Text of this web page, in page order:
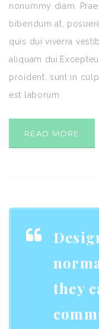
nonummy diam.
bibendum at,
quis dui viverra
aliquam
proident, sunt in
est laborum
READ MORE
they